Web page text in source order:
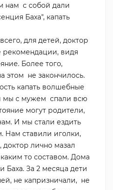
нам с собой дали
Баха", капать
для детей, доктор
видя
Более того,
этом не закончилось.
капать волшебные
мы с мужем спали всю
могут родители,
И мы стали ездить
Нам ставили иголки,
лично мазал
то составом. Дома
Баха. За 2 месяца дети
не капризничали, не